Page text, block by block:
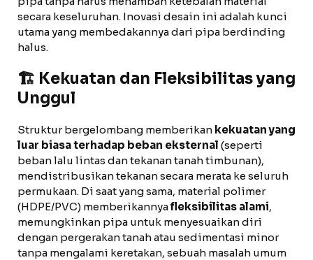
secara keseluruhan. Inovasi desain ini adalah kunci
utama yang membedakannya dari pipa berdinding
halus.
🏗️ Kekuatan dan Fleksibilitas yang
Unggul
Struktur bergelombang memberikan kekuatan yang
luar biasa terhadap beban eksternal (seperti
beban lalu lintas dan tekanan tanah timbunan),
mendistribusikan tekanan secara merata ke seluruh
permukaan. Di saat yang sama, material polimer
(HDPE/PVC) memberikannyafleksibilitas alami,
memungkinkan pipa untuk menyesuaikan diri
dengan pergerakan tanah atau sedimentasi minor
tanpa mengalami keretakan, sebuah masalah umum